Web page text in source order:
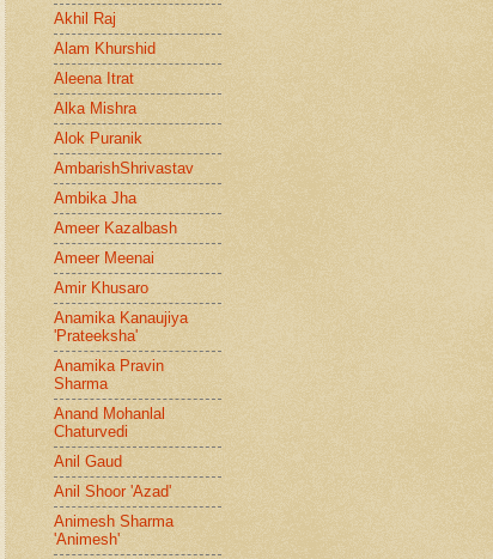
Akhil Raj
Alam Khurshid
Aleena Itrat
Alka Mishra
Alok Puranik
AmbarishShrivastav
Ambika Jha
Ameer Kazalbash
Ameer Meenai
Amir Khusaro
Anamika Kanaujiya
'Prateeksha'
Anamika Pravin
Sharma
Anand Mohanlal
Chaturvedi
Anil Gaud
Anil Shoor 'Azad'
Animesh Sharma
'Animesh'